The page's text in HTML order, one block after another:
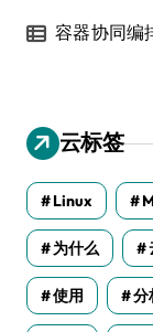
容器协同编
云标签
Linux
为什么
使用 分